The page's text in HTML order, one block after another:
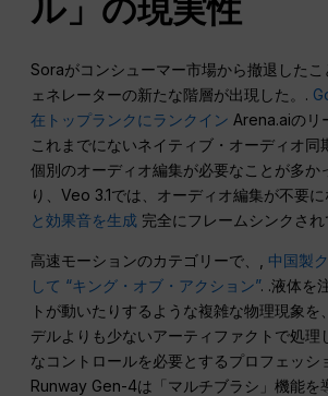
ル」の現実性
Soraがコンシューマー市場から撤退したこ
ェネレーターの新たな階層が出現した。.
在トップランクにランクイン Arena.aiのリ
これまでにないネイティブ・オーディオ同
個別のオーディオ編集が必要なことが多か
り、Veo 3.1では、オーディオ編集が不要に
と効果音を生成 完全にフレームシンクされ
高速モーションのカテゴリーで、, 中国製
して “キング・オブ・アクション”. .液体を
トが動いたりするような複雑な物理現象
デルよりも少ないアーティファクトで処理
なコントロールを必要とするプロフェッシ
Runway Gen-4は「マルチブラシ」機能を